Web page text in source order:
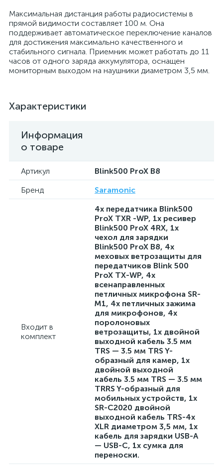
Максимальная дистанция работы радиосистемы в
прямой видимости составляет 100 м. Она
поддерживает автоматическое переключение каналов
для достижения максимально качественного и
стабильного сигнала. Приемник может работать до 11
часов от одного заряда аккумулятора, оснащен
мониторным выходом на наушники диаметром 3,5 мм.
Характеристики
Информация
о товаре
Артикул
Blink500 ProX B8
Бренд
Saramonic
Входит в
комплект
4х передатчика Blink500
ProX TXR -WP, 1x ресивер
Blink500 ProX 4RX, 1x
чехол для зарядки
Blink500 ProX B8, 4х
меховых ветрозащиты для
передатчиков Blink 500
ProX TX-WP, 4х
всенаправленных
петличных микрофона SR-
M1, 4x петличных зажима
для микрофонов, 4x
поролоновых
ветрозащиты, 1x двойной
выходной кабель 3.5 мм
TRS — 3.5 мм TRS Y-
образный для камер, 1х
двойной выходной
кабель 3.5 мм TRS — 3.5 мм
TRRS Y-образный для
мобильных устройств, 1x
SR-C2020 двойной
выходной кабель TRS-4x
XLR диаметром 3,5 мм, 1х
кабель для зарядки USB-A
— USB-C, 1x сумка для
переноски.